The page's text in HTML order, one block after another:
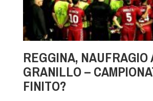
REGGINA, NAUFRAGIO
GRANILLO –
FINITO?